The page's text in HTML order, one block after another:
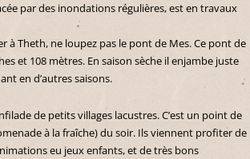
par des inondations régulières, est en travaux
à Theth, ne loupez pas le pont de Mes. Ce pont de
et 108 mètres. En saison sèche il enjambe juste
en d’autres saisons.
de petits villages lacustres. C’est un point de
à la fraîche) du soir. Ils viennent profiter de
eu jeux enfants, et de très bons